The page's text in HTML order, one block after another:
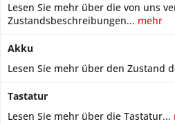
Lesen Sie mehr über die von uns
Zustandsbeschreibungen... mehr
Akku
Lesen Sie mehr über den Zustand
Tastatur
Lesen Sie mehr über die Tastatur...